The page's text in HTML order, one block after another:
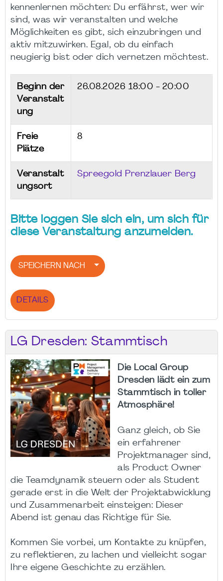
kennenlernen möchten: Du erfährst, wer wir
sind, was wir veranstalten und welche
Möglichkeiten es gibt, sich einzubringen und
aktiv mitzuwirken. Egal, ob du einfach
neugierig bist oder dich vernetzen möchtest.
Beginn der
Veranstalt
ung
26.08.2026 18:00 - 20:00
Freie
Plätze
8
Veranstalt
ungsort
Spreegold Prenzlauer Berg
Bitte loggen Sie sich ein, um sich für
diese Veranstaltung anzumelden.
SPEICHERN NACH
DETAILS
LG Dresden: Stammtisch
Die Local Group
Dresden lädt ein zum
Stammtisch in toller
Atmosphäre!
Ganz gleich, ob Sie
ein erfahrener
Projektmanager sind,
als Product Owner
die Teamdynamik steuern oder als Student
gerade erst in die Welt der Projektabwicklung
und Zusammenarbeit einsteigen: Dieser
Abend ist genau das Richtige für Sie.
Kommen Sie vorbei, um Kontakte zu knüpfen,
zu reflektieren, zu lachen und vielleicht sogar
Ihre eigene Geschichte zu erzählen.